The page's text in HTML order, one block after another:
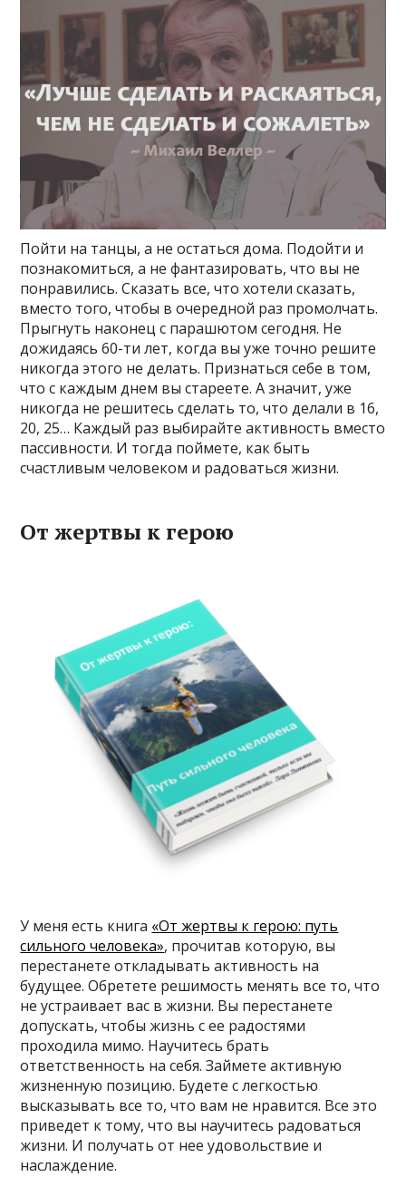
Пойти на танцы, а не остаться дома. Подойти и
познакомиться, а не фантазировать, что вы не
понравились. Сказать все, что хотели сказать,
вместо того, чтобы в очередной раз промолчать.
Прыгнуть наконец с парашютом сегодня. Не
дожидаясь 60-ти лет, когда вы уже точно решите
никогда этого не делать. Признаться себе в том,
что с каждым днем вы стареете. А значит, уже
никогда не решитесь сделать то, что делали в 16,
20, 25… Каждый раз выбирайте активность вместо
пассивности. И тогда поймете, как быть
счастливым человеком и радоваться жизни.
От жертвы к герою
У меня есть книга «От жертвы к герою: путь
сильного человека», прочитав которую, вы
перестанете откладывать активность на
будущее. Обретете решимость менять все то, что
не устраивает вас в жизни. Вы перестанете
допускать, чтобы жизнь с ее радостями
проходила мимо. Научитесь брать
ответственность на себя. Займете активную
жизненную позицию. Будете с легкостью
высказывать все то, что вам не нравится. Все это
приведет к тому, что вы научитесь радоваться
жизни. И получать от нее удовольствие и
наслаждение.